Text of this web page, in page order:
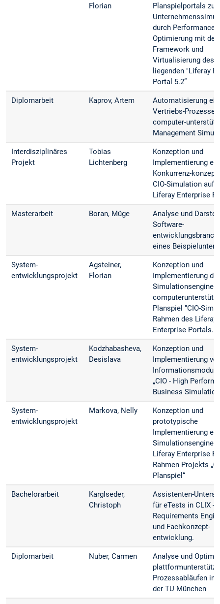
Florian
Planspielportals zur
durch Performance-
Optimierung mit
Framework und
Virtualisierung des
liegenden "Liferay
Portal 5.2“
Diplomarbeit Kaprov, Artem
Automatisierung
Vertriebs-
computer-
Management
Interdisziplinäres
Projekt
Tobias
Lichtenberg
Konzeption und
Implementierung
Konkurrenz-
CIO-Simulation auf
Liferay Enterprise
Masterarbeit Boran, Müge
Analyse und
Software­
eines
System­
entwicklungsprojekt
Agsteiner,
Florian
Konzeption und
Implementierung der
Simulationsengine
Planspiel "CIO-
Rahmen des Liferay
Enterprise Portals.
System­
entwicklungsprojekt
Kodzhabasheva,
Desislava
Konzeption und
Implementierung
„CIO - High
Business
System­
entwicklungsprojekt
Markova, Nelly
Konzeption und
prototypische
Implementierung
Simulationsengine
Liferay Enterprise
Rahmen Projekts
Planspiel“
Bachelorarbeit
Karglseder,
Christoph
Assistenten-
für eTests in CLIX -
Requirements
und Fachkonzept-
entwicklung.
Diplomarbeit Nuber, Carmen
Analyse und
Prozessabläufen in
der TU München